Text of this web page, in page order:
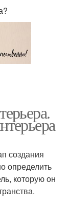
создания
определить
которую он